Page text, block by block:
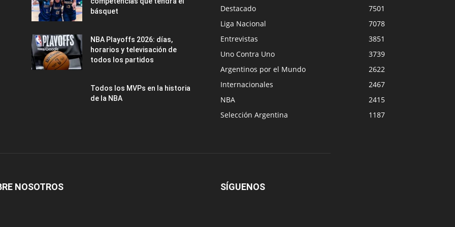
básquet
NBA Playoffs 2026: días,
horarios y televisación de
todos los partidos
Todos los MVPs en la historia
de la NBA
Destacado
7501
Liga Nacional
7078
Entrevistas
3851
Uno Contra Uno
3739
Argentinos por el Mundo
2622
Internacionales
2467
NBA
2415
Selección Argentina
1187
NOSOTROS SÍGUENOS